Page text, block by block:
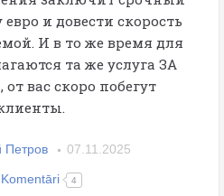
и довести скорость
И в то же время для
та же услуга ЗА
вас скоро побегут
Петров 07.11.2025
Komentāri 4